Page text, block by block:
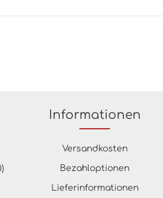
Informationen
Versandkosten
Bezahloptionen
Lieferinformationen